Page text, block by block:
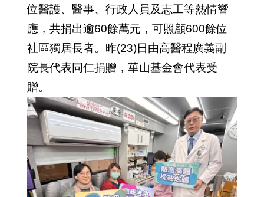
命理/信仰/宗教/宮廟/教會
演講/發表會/論壇/研討會
內政/社會/福利/弱勢/慈善
國際/全球
環境/資源/能源
交通運輸
位醫護、醫事、行政人員及志工等熱情響
應，共捐出逾60餘萬元，可照顧600餘位
社區獨居長者。昨(23)日由高醫程廣義副
院長代表同仁捐贈，華山基金會代表受
贈。